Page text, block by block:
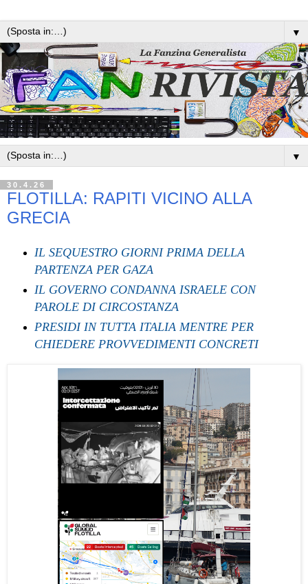
▼
▼
30.4.26
FLOTILLA: RAPITI VICINO ALLA
GRECIA
IL SEQUESTRO GIORNI PRIMA DELLA
PARTENZA PER GAZA
IL GOVERNO CONDANNA ISRAELE CON
PAROLE DI CIRCOSTANZA
PRESIDI IN TUTTA ITALIA MENTRE PER
CHIEDERE PROVVEDIMENTI CONCRETI